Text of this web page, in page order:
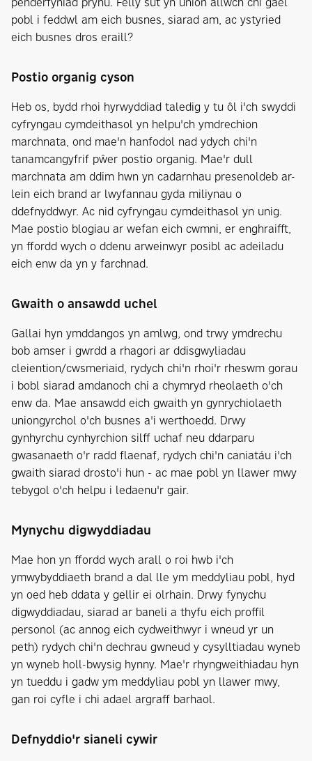
pobl i feddwl am eich busnes, siarad am, ac ystyried
eich busnes dros eraill?
Postio organig cyson
Heb os, bydd rhoi hyrwyddiad taledig y tu ôl i'ch swyddi
cyfryngau cymdeithasol yn helpu'ch ymdrechion
marchnata, ond mae'n hanfodol nad ydych chi'n
tanamcangyfrif pŵer postio organig. Mae'r dull
marchnata am ddim hwn yn cadarnhau presenoldeb ar-
lein eich brand ar lwyfannau gyda miliynau o
ddefnyddwyr. Ac nid cyfryngau cymdeithasol yn unig.
Mae postio blogiau ar wefan eich cwmni, er enghraifft,
yn ffordd wych o ddenu arweinwyr posibl ac adeiladu
eich enw da yn y farchnad.
Gwaith o ansawdd uchel
Gallai hyn ymddangos yn amlwg, ond trwy ymdrechu
bob amser i gwrdd a rhagori ar ddisgwyliadau
cleiention/cwsmeriaid, rydych chi'n rhoi'r rheswm gorau
i bobl siarad amdanoch chi a chymryd rheolaeth o'ch
enw da. Mae ansawdd eich gwaith yn gynrychiolaeth
uniongyrchol o'ch busnes a'i werthoedd. Drwy
gynhyrchu cynhyrchion silff uchaf neu ddarparu
gwasanaeth o'r radd flaenaf, rydych chi'n caniatáu i'ch
gwaith siarad drosto'i hun - ac mae pobl yn llawer mwy
tebygol o'ch helpu i ledaenu'r gair.
Mynychu digwyddiadau
Mae hon yn ffordd wych arall o roi hwb i'ch
ymwybyddiaeth brand a dal lle ym meddyliau pobl, hyd
yn oed heb ddata y gellir ei olrhain. Drwy fynychu
digwyddiadau, siarad ar baneli a thyfu eich proffil
personol (ac annog eich cydweithwyr i wneud yr un
peth) rydych chi'n dechrau gwneud y cysylltiadau wyneb
yn wyneb holl-bwysig hynny. Mae'r rhyngweithiadau hyn
yn tueddu i gadw ym meddyliau pobl yn llawer mwy,
gan roi cyfle i chi adael argraff barhaol.
Defnyddio'r sianeli cywir